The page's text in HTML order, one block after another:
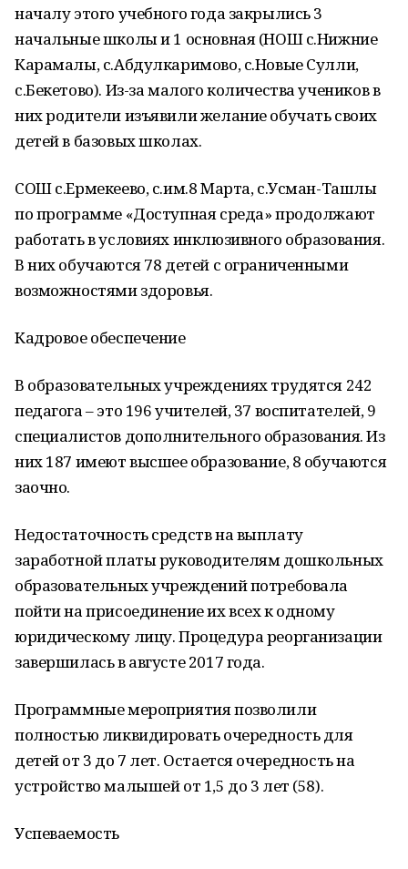
началу этого учебного года закрылись 3
начальные школы и 1 основная (НОШ с.Нижние
Карамалы, с.Абдулкаримово, с.Новые Сулли,
с.Бекетово). Из-за малого количества учеников в
них родители изъявили желание обучать своих
детей в базовых школах.
СОШ с.Ермекеево, с.им.8 Марта, с.Усман-Ташлы
по программе «Доступная среда» продолжают
работать в условиях инклюзивного образования.
В них обучаются 78 детей с ограниченными
возможностями здоровья.
Кадровое обеспечение
В образовательных учреждениях трудятся 242
педагога – это 196 учителей, 37 воспитателей, 9
специалистов дополнительного образования. Из
них 187 имеют высшее образование, 8 обучаются
заочно.
Недостаточность средств на выплату
заработной платы руководителям дошкольных
образовательных учреждений потребовала
пойти на присоединение их всех к одному
юридическому лицу. Процедура реорганизации
завершилась в августе 2017 года.
Программные мероприятия позволили
полностью ликвидировать очередность для
детей от 3 до 7 лет. Остается очередность на
устройство малышей от 1,5 до 3 лет (58).
Успеваемость